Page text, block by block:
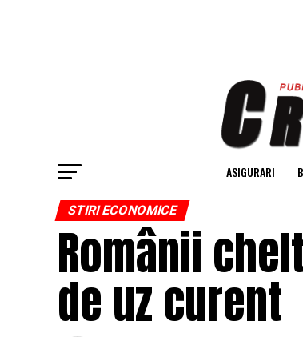
ASIGURARI
STIRI ECONOMICE
Românii
de uz curent